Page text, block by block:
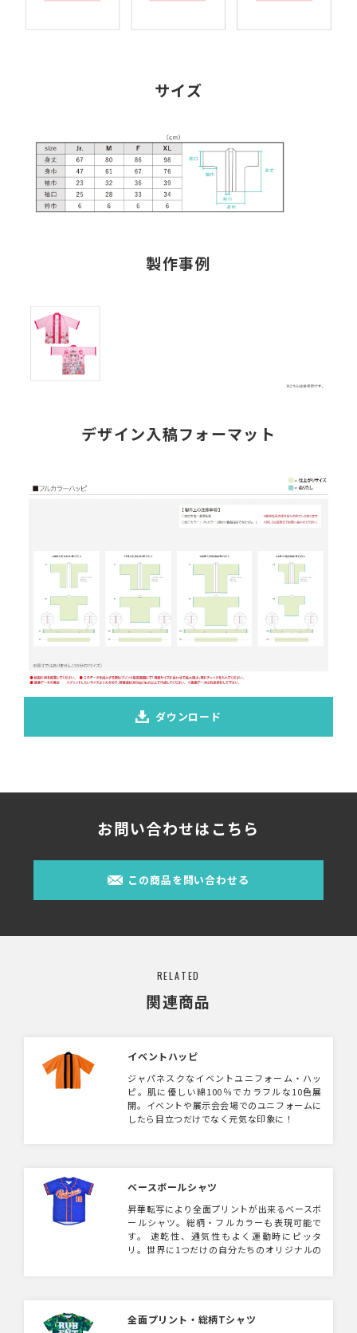
サイズ
製作事例
デザイン入稿フォーマット
ダウンロード
お問い合わせはこちら
この商品を問い合わせる
RELATED
関連商品
イベントハッピ
ジャパネスクなイベントユニフォーム・ハッ
ピ。肌に優しい綿100％でカラフルな10色展
開。イベントや展示会会場でのユニフォームに
したら目立つだけでなく元気な印象に！
ベースボールシャツ
昇華転写により全面プリントが出来るベースボ
ールシャツ。総柄・フルカラーも表現可能で
す。 速乾性、通気性もよく運動時にピッタ
リ。世界に1つだけの自分たちのオリジナルの
全面プリント・総柄Tシャツ